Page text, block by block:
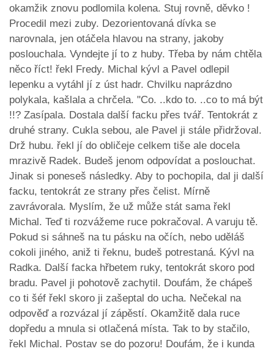
okamžik znovu podlomila kolena. Stuj rovně, děvko !
Procedil mezi zuby. Dezorientovaná dívka se
narovnala, jen otáčela hlavou na strany, jakoby
poslouchala. Vyndejte jí to z huby. Třeba by nám chtěla
něco říct! řekl Fredy. Michal kývl a Pavel odlepil
lepenku a vytáhl jí z úst hadr. Chvilku naprázdno
polykala, kašlala a chrčela. "Co. ..kdo to. ..co to má být
!!? Zasípala. Dostala další facku přes tvář. Tentokrát z
druhé strany. Cukla sebou, ale Pavel ji stále přidržoval.
Drž hubu. řekl jí do obličeje celkem tiše ale docela
mrazivě Radek. Budeš jenom odpovídat a poslouchat.
Jinak si poneseš následky. Aby to pochopila, dal ji další
facku, tentokrát ze strany přes čelist. Mírně
zavrávorala. Myslím, že už může stát sama řekl
Michal. Teď ti rozvážeme ruce pokračoval. A varuju tě.
Pokud si sáhneš na tu pásku na očích, nebo uděláš
cokoli jiného, aniž ti řeknu, budeš potrestaná. Kývl na
Radka. Další facka hřbetem ruky, tentokrát skoro pod
bradu. Pavel ji pohotově zachytil. Doufám, že chápeš
co ti šéf řekl skoro ji zašeptal do ucha. Nečekal na
odpověď a rozvázal jí zápěstí. Okamžitě dala ruce
dopředu a mnula si otlačená místa. Tak to by stačilo,
řekl Michal. Postav se do pozoru! Doufám, že i kunda